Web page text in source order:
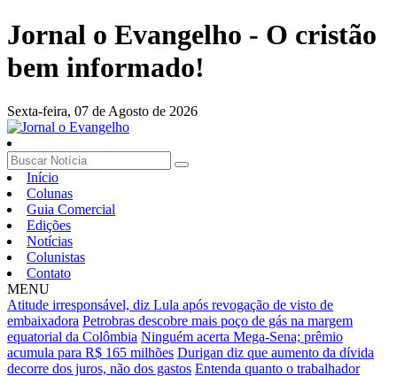
Jornal o Evangelho - O cristão
bem informado!
Sexta-feira, 07 de Agosto de 2026
Início
Colunas
Guia Comercial
Edições
Notícias
Colunistas
Contato
MENU
Atitude irresponsável, diz Lula após revogação de visto de
embaixadora Petrobras descobre mais poço de gás na margem
equatorial da Colômbia Ninguém acerta Mega-Sena; prêmio
acumula para R$ 165 milhões Durigan diz que aumento da dívida
decorre dos juros, não dos gastos Entenda quanto o trabalhador